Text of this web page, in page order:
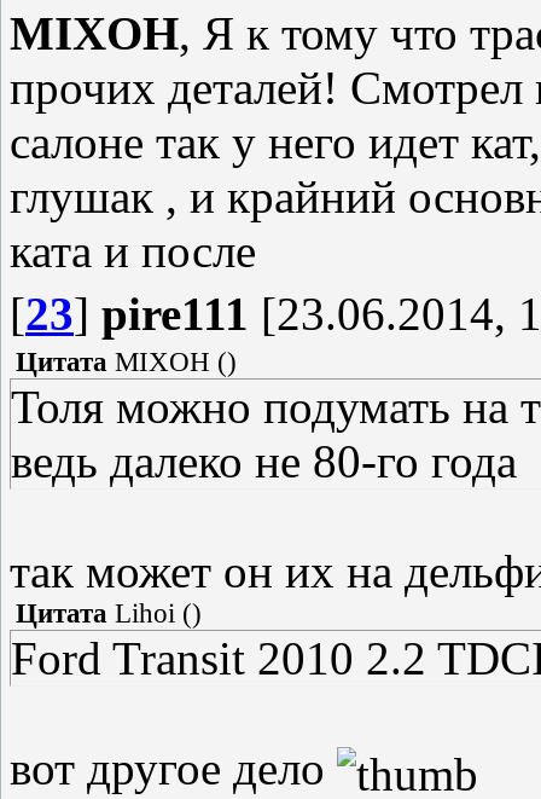
MIXOH, Я к тому что
прочих деталей! Смотрел
салоне так у него идет
глушак , и крайний
ката и после
[23] pire111 [23.06.2014,
Цитата MIXOH ()
Толя можно подумать на
ведь далеко не 80-го года
так может он их на
Цитата Lihoi ()
Ford Transit 2010 2.2
вот другое дело